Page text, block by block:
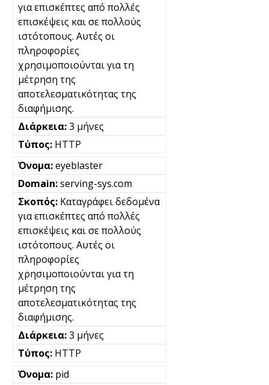
για επισκέπτες από πολλές
επισκέψεις και σε πολλούς
ιστότοπους. Αυτές οι
πληροφορίες
χρησιμοποιούνται για τη
μέτρηση της
αποτελεσματικότητας της
διαφήμισης.
3 μήνες
HTTP
eyeblaster
serving-sys.com
Καταγράφει δεδομένα
για επισκέπτες από πολλές
επισκέψεις και σε πολλούς
ιστότοπους. Αυτές οι
πληροφορίες
χρησιμοποιούνται για τη
μέτρηση της
αποτελεσματικότητας της
διαφήμισης.
3 μήνες
HTTP
pid